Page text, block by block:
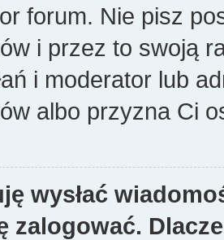
forum. Nie pisz
i przez to swoją
i moderator lub
albo przyzna Ci
wysłać
zalogować.